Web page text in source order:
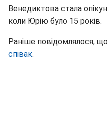
Венедиктова стала
коли Юрію було 15 років.
Раніше повідомлялося, що
співак.